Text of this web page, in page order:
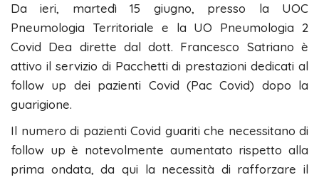
Da ieri, martedì 15 giugno, presso la UOC
Pneumologia Territoriale e la UO Pneumologia 2
Covid Dea dirette dal dott. Francesco Satriano è
attivo il servizio di Pacchetti di prestazioni dedicati al
follow up dei pazienti Covid (Pac Covid) dopo la
guarigione.
Il numero di pazienti Covid guariti che necessitano di
follow up è notevolmente aumentato rispetto alla
prima ondata, da qui la necessità di rafforzare il